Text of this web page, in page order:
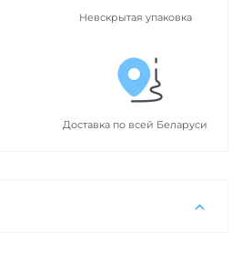
Невскрытая упаковка
Доставка по всей Беларуси